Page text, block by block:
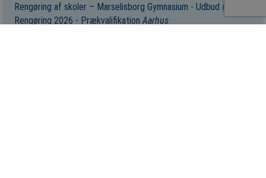
Rengøring af skoler – Marselisborg Gymnasium - Udbud af
Rengøring 2026 - PrækvalifikationAarhus